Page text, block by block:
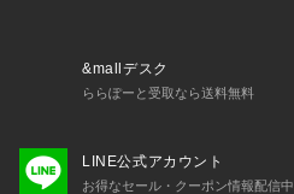
&mallデスク
ららぽーと受取なら送料無料
LINE公式アカウント
お得なセール・クーポン情報配信中